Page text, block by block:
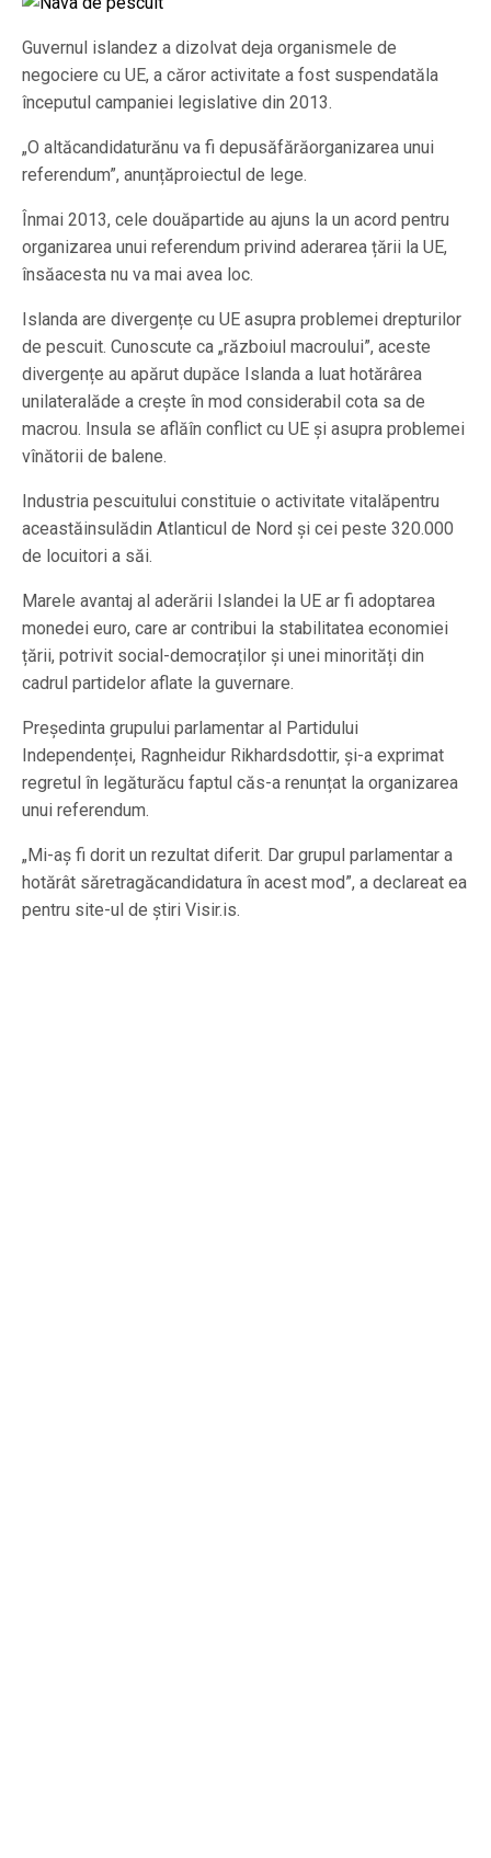
Guvernul islandez a dizolvat deja organismele de
negociere cu UE, a căror activitate a fost suspendatăla
începutul campaniei legislative din 2013.
„O altăcandidaturănu va fi depusăfărăorganizarea unui
referendum”, anunțăproiectul de lege.
Înmai 2013, cele douăpartide au ajuns la un acord pentru
organizarea unui referendum privind aderarea țării la UE,
însăacesta nu va mai avea loc.
Islanda are divergențe cu UE asupra problemei drepturilor
de pescuit. Cunoscute ca „războiul macroului”, aceste
divergențe au apărut dupăce Islanda a luat hotărârea
unilateralăde a crește în mod considerabil cota sa de
macrou. Insula se aflăîn conflict cu UE și asupra problemei
vînătorii de balene.
Industria pescuitului constituie o activitate vitalăpentru
aceastăinsulădin Atlanticul de Nord și cei peste 320.000
de locuitori a săi.
Marele avantaj al aderării Islandei la UE ar fi adoptarea
monedei euro, care ar contribui la stabilitatea economiei
țării, potrivit social-democraților și unei minorități din
cadrul partidelor aflate la guvernare.
Președinta grupului parlamentar al Partidului
Independenței, Ragnheidur Rikhardsdottir, și-a exprimat
regretul în legăturăcu faptul căs-a renunțat la organizarea
unui referendum.
„Mi-aș fi dorit un rezultat diferit. Dar grupul parlamentar a
hotărât săretragăcandidatura în acest mod”, a declareat ea
pentru site-ul de știri Visir.is.